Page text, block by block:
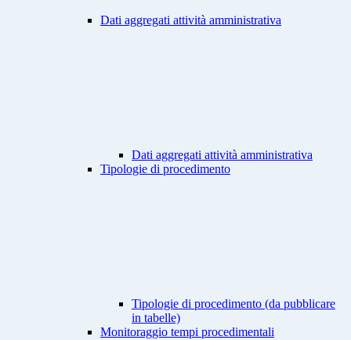
Dati aggregati attività amministrativa
Dati aggregati attività amministrativa
Tipologie di procedimento
Tipologie di procedimento (da pubblicare
in tabelle)
Monitoraggio tempi procedimentali